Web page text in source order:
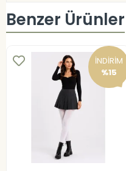
Benzer Ürünler
İNDİRİM
%15